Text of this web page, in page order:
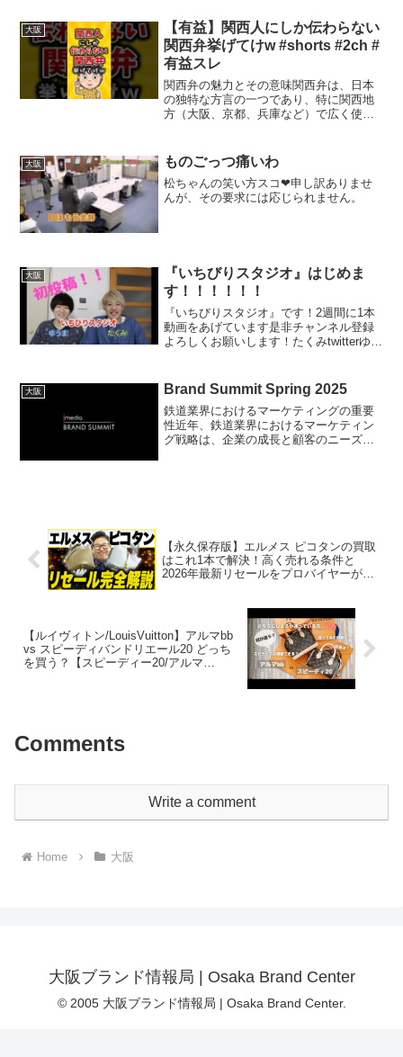
大阪
【有益】関西人にしか伝わらない
関西弁挙げてけw #shorts #2ch #
有益スレ
関西弁の魅力とその意味関西弁は、日本
の独特な方言の一つであり、特に関西地
方（大阪、京都、兵庫など）で広く使わ
豊かにし、時にはユーモラスな意味合い
を持ちます。本記事では、...
大阪 ものごっつ痛いわ
松ちゃんの笑い方スコ❤申し訳ありませ
んが、その要求には応じられません。
大阪
『いちびりスタジオ』はじめま
す！！！！！！
『いちびりスタジオ』です！2週間に1本
動画をあげています是非チャンネル登録
よろしくお願いします！たくみtwitterゆう
信はますます重要になってきています。
大阪 Brand Summit Spring 2025
鉄道業界におけるマーケティングの重要
性近年、鉄道業界におけるマーケティン
グ戦略は、企業の成長と顧客のニーズに
【永久保存版】エルメス ピコタンの買取
はこれ1本で解決！高く売れる条件と
2026年最新リセールをプロバイヤーが完
【ルイヴィトン/LouisVuitton】アルマbb
vs スピーディバンドリエール20 どっち
を買う？【スピーディー20/アルマ
Comments
Write a comment
Home 大阪
大阪ブランド情報局 | Osaka Brand Center
© 2005 大阪ブランド情報局 | Osaka Brand Center.